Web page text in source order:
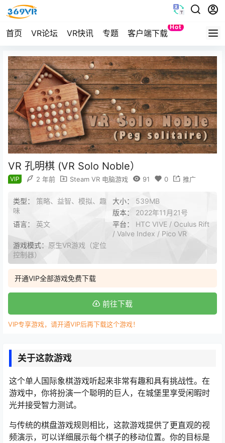
首页 VR论坛 VR快讯 专题 客户端下载
Hot
Quest
VR 孔明棋 (VR Solo Noble）
VIP 2 年前 Steam VR 电脑游戏 91 0 推广
类型： 策略、益智、模拟、趣
味
大小： 539MB
版本： 2022年11月21号
语言： 英文 平台： HTC VIVE / Oculus Rift
/ Valve Index / Pico VR
游戏模式： 原生VR游戏（定位
控制器）
开通VIP全部游戏免费下载
前往下载
VIP专享游戏，请开通VIP后再下载这个游戏！
关于这款游戏
这个单人国际象棋游戏听起来非常有趣和具有挑战性。在
游戏中，你将扮演一个聪明的巨人，在城堡里享受闲暇时
光并接受智力测试。
与传统的棋盘游戏规则相比，这款游戏提供了更直观的视
频演示，可以详细展示每个棋子的移动位置。你的目标是